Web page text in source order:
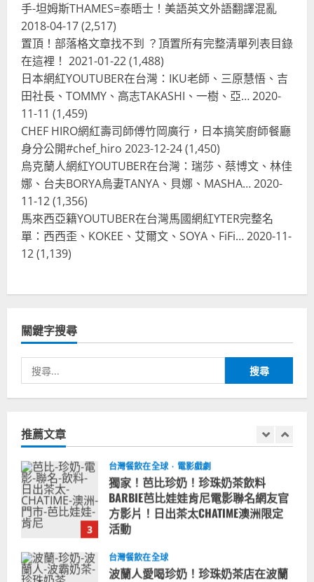
手-坦姆斯THAMES=泰晤士！美語英文外語翻譯混亂
2018-04-17(2,517)
置頂！部落格文章找不到 ？頂置所有完整清單列表目錄
在這裡！ 2021-01-22(1,488)
日本網紅YOUTUBER在台灣：IKU老師、三原慧悟、吉
田社長、TOMMY、高志TAKASHI、一樹、亞…2020-
11-11 (1,459)
CHEF HIRO網紅壽司師傅竹岡廣行，日本搞笑廚師餐廳
身分公開#chef_hiro 2023-12-24(1,450)
烏克蘭人網紅YOUTUBER在台灣：瑞莎、蔡博文、林佳
娜、台夫BORYA烏妻TANYA、貝娜、MASHA…2020-
11-12(1,356)
馬來西亞籍YOUTUBER在台灣馬國網紅YTER完整名
單：西西歪、KOKEE、艾爾文、SOYA、FiFi…2020-11-
12(1,139)
關鍵字搜尋
尋
關
字:
推薦文章
3
台灣餐飲在全球 電影戲劇
獨家！芭比珍奶！珍珠奶茶飲料
BARBIE芭比娃娃肯尼電影聯名網友官
方影片！日出茶太CHATIME澳洲限定
活動
2023-08-03
4
台灣餐飲在全球
受歡迎，波霸奶茶門市顧客大排長
龍，網紅宣傳華沙珍奶店人潮多
2023-07-15
台灣餐飲在全球
美國人愛鼎泰豐小籠包！美國人吃鼎
泰豐受歡迎台灣米其林餐廳！加州賭
城西雅圖分店排隊人潮影片盤點
1
台灣餐飲在全球 國外時事
2024-02-06
台灣餐飲在全球 尚未分類
奧地利人愛喝珍奶、波霸奶茶奧地利
3
台灣餐飲在全球 電影戲劇
獨家！芭比珍奶！珍珠奶茶飲料
BARBIE芭比娃娃肯尼電影聯名網友官
方影片！日出茶太CHATIME澳洲限定
活動
台灣餐飲在全球
波蘭人愛喝珍奶！珍珠奶茶店在波蘭